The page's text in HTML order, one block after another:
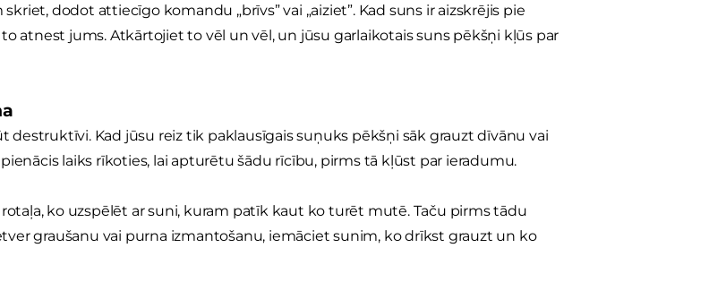
dodot attiecīgo komandu „brīvs” vai „aiziet”. Kad suns ir aizskrējis pie
atnest jums. Atkārtojiet to vēl un vēl, un jūsu garlaikotais suns pēkšņi kļūs par
destruktīvi. Kad jūsu reiz tik paklausīgais suņuks pēkšņi sāk grauzt dīvānu vai
laiks rīkoties, lai apturētu šādu rīcību, pirms tā kļūst par ieradumu.
rotaļa, ko uzspēlēt ar suni, kuram patīk kaut ko turēt mutē. Taču pirms tādu
graušanu vai purna izmantošanu, iemāciet sunim, ko drīkst grauzt un ko